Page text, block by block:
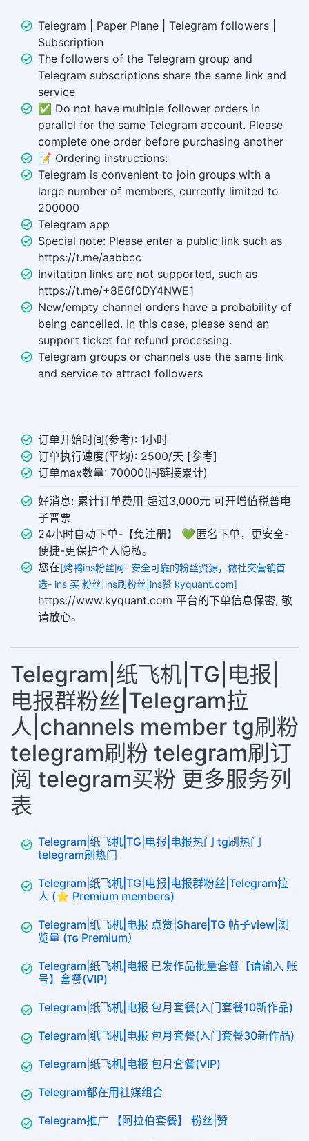
Telegram | Paper Plane | Telegram followers |
Subscription
The followers of the Telegram group and
Telegram subscriptions share the same link and
service
✅ Do not have multiple follower orders in
parallel for the same Telegram account. Please
complete one order before purchasing another
📝 Ordering instructions:
Telegram is convenient to join groups with a
large number of members, currently limited to
200000
Telegram app
Special note: Please enter a public link such as
https://t.me/aabbcc
Invitation links are not supported, such as
https://t.me/+8E6f0DY4NWE1
New/empty channel orders have a probability of
being cancelled. In this case, please send an
support ticket for refund processing.
Telegram groups or channels use the same link
and service to attract followers
订单开始时间(参考): 1小时
订单执行速度(平均): 2500/天 [参考]
订单max数量: 70000(同链接累计)
好消息: 累计订单费用 超过3,000元 可开增值税普电
子普票
24小时自动下单-【免注册】 💚 匿名下单，更安全-
便捷-更保护个人隐私。
您在[烤鸭ins粉丝网- 安全可靠的粉丝资源，做社交营销首
选- ins 买 粉丝|ins刷粉丝|ins赞 kyquant.com]
https://www.kyquant.com 平台的下单信息保密, 敬
请放心。
Telegram|纸飞机|TG|电报|
电报群粉丝|Telegram拉
人|channels member tg刷粉
telegram刷粉 telegram刷订
阅 telegram买粉 更多服务列
表
Telegram|纸飞机|TG|电报|电报热门 tg刷热门
telegram刷热门
Telegram|纸飞机|TG|电报|电报群粉丝|Telegram拉
人 (⭐ Premium members)
Telegram|纸飞机|电报 点赞|Share|TG 帖子view|浏
览量 (ᴛɢ Premium）
Telegram|纸飞机|电报 已发作品批量套餐【请输入 账
号】套餐(VIP)
Telegram|纸飞机|电报 包月套餐(入门套餐10新作品)
Telegram|纸飞机|电报 包月套餐(入门套餐30新作品)
Telegram|纸飞机|电报 包月套餐(VIP)
Telegram都在用社媒组合
Telegram推广 【阿拉伯套餐】 粉丝|赞